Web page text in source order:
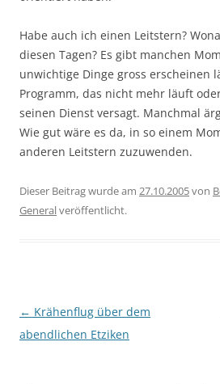
Habe auch ich einen Leitstern?
diesen Tagen? Es gibt manchen
unwichtige Dinge gross erscheinen
Programm, das nicht mehr läuft
seinen Dienst versagt. Manchmal
Wie gut wäre es da, in so einem
anderen Leitstern zuzuwenden.
Dieser Beitrag wurde am 27.10.2005von
Generalveröffentlicht.
Beitragsnavigation
← Krähenflug über dem
abendlichen Etziken